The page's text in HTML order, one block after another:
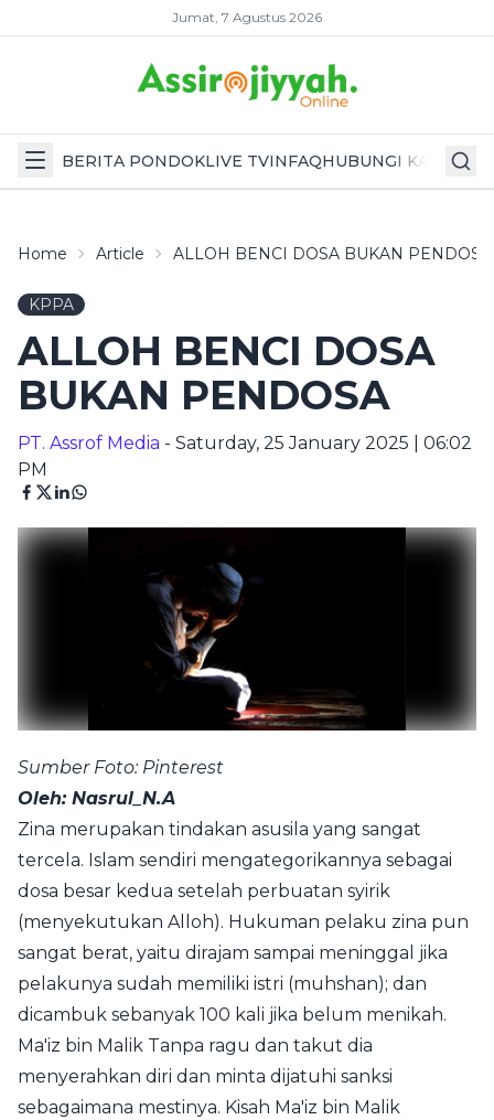
Jumat, 7 Agustus 2026
BERITA PONDOKLIVE TVINFAQHUBUNGI KAMI
Home Article ALLOH BENCI DOSA BUKAN PENDOSA
KPPA
ALLOH BENCI DOSA
BUKAN PENDOSA
PT. Assrof Media - Saturday, 25 January 2025 | 06:02
PM
Sumber Foto: Pinterest
Oleh: Nasrul_N.A
Zina merupakan tindakan asusila yang sangat
tercela. Islam sendiri mengategorikannya sebagai
dosa besar kedua setelah perbuatan syirik
(menyekutukan Alloh). Hukuman pelaku zina pun
sangat berat, yaitu dirajam sampai meninggal jika
pelakunya sudah memiliki istri (muhshan); dan
dicambuk sebanyak 100 kali jika belum menikah.
Ma'iz bin Malik Tanpa ragu dan takut dia
menyerahkan diri dan minta dijatuhi sanksi
sebagaimana mestinya. Kisah Ma'iz bin Malik